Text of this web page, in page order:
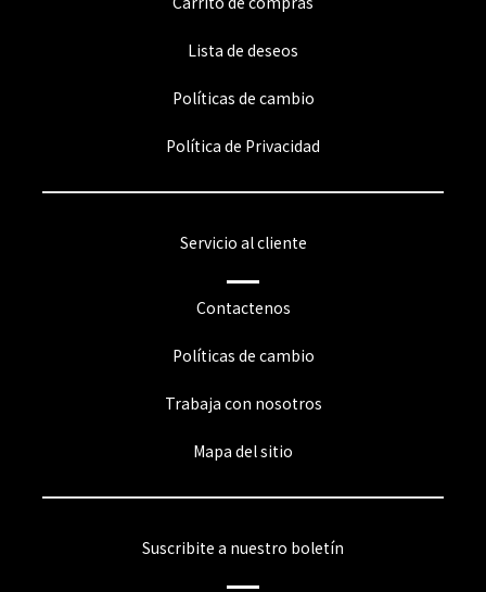
Lista de deseos
Políticas de cambio
Política de Privacidad
Servicio al cliente
Contactenos
Políticas de cambio
Trabaja con nosotros
Mapa del sitio
Suscribite a nuestro boletín